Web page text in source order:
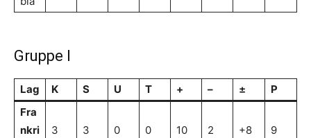
Gruppe I
Lag K S U T + – ±
P
Fra
nkri
3 3 0 0 10 2 +8 9